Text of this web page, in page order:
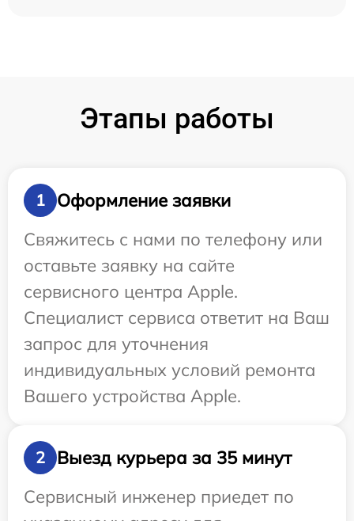
Этапы работы
1
Оформление заявки
Свяжитесь с нами по телефону или
оставьте заявку на сайте
сервисного центра Apple.
Специалист сервиса ответит на Ваш
запрос для уточнения
индивидуальных условий ремонта
Вашего устройства Apple.
2
Выезд курьера за 35 минут
Сервисный инженер приедет по